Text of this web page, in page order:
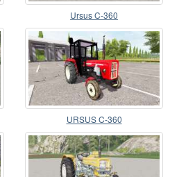
Ursus C-360
URSUS C-360